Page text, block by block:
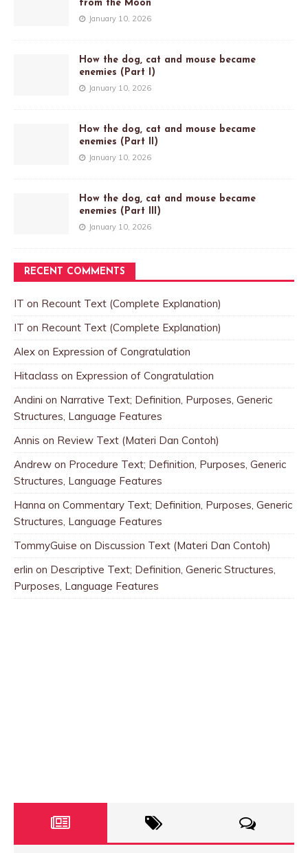
from the Moon
January 10, 2026
How the dog, cat and mouse became
enemies (Part I)
January 10, 2026
How the dog, cat and mouse became
enemies (Part II)
January 10, 2026
How the dog, cat and mouse became
enemies (Part III)
January 10, 2026
RECENT COMMENTS
IT on Recount Text (Complete Explanation)
IT on Recount Text (Complete Explanation)
Alex on Expression of Congratulation
Hitaclass on Expression of Congratulation
Andini on Narrative Text; Definition, Purposes, Generic
Structures, Language Features
Annis on Review Text (Materi Dan Contoh)
Andrew on Procedure Text; Definition, Purposes, Generic
Structures, Language Features
Hanna on Commentary Text; Definition, Purposes, Generic
Structures, Language Features
TommyGuise on Discussion Text (Materi Dan Contoh)
erlin on Descriptive Text; Definition, Generic Structures,
Purposes, Language Features